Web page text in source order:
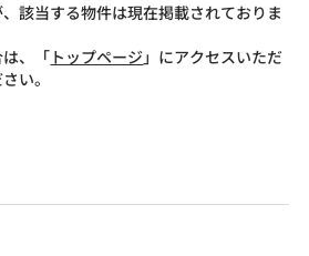
該当する物件は現在掲載されておりま
、「 トップページ 」にアクセスいただ
い。